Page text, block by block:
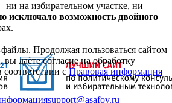
ни на избирательном участке, ни
исключало возможность двойного
Продолжая пользоваться сайтом
вы даёте согласие на обработку
сПравовая информация
support@asafov.ru